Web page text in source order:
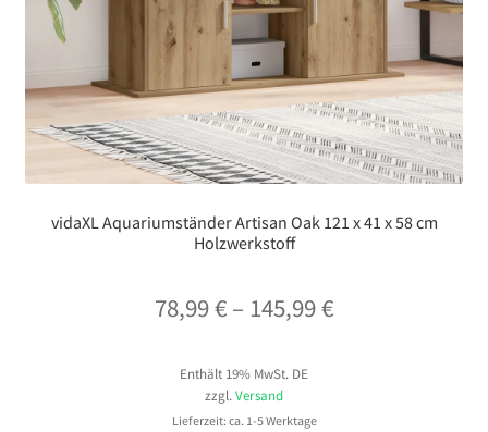
vidaXL Aquariumständer Artisan Oak 121 x 41 x 58 cm
Holzwerkstoff
78,99€ – 145,99€Preisspanne:
Enthält 19% MwSt. DE
zzgl. Versand
Lieferzeit: ca. 1-5 Werktage